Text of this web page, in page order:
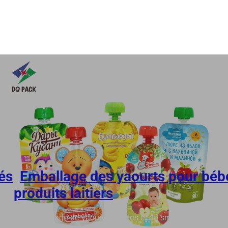
, Emballage des yaourts pour
produits laitiers
pour l'emballage de yaourts liquides et de smoothies |